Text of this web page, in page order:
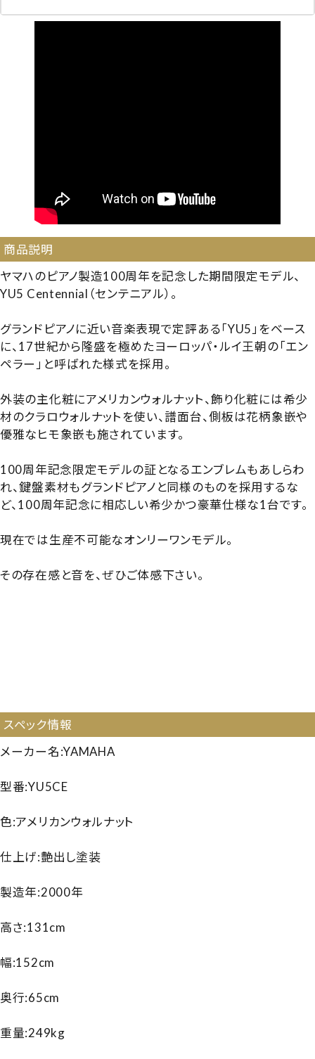
商品説明
ヤマハのピアノ製造100周年を記念した期間限定モデル、
YU5 Centennial（センテニアル）。
グランドピアノに近い音楽表現で定評ある「YU5」をベース
に、17世紀から隆盛を極めたヨーロッパ・ルイ王朝の「エン
ペラー」と呼ばれた様式を採用。
外装の主化粧にアメリカンウォルナット、飾り化粧には希少
材のクラロウォルナットを使い、譜面台、側板は花柄象嵌や
優雅なヒモ象嵌も施されています。
100周年記念限定モデルの証となるエンブレムもあしらわ
れ、鍵盤素材もグランドピアノと同様のものを採用するな
ど、100周年記念に相応しい希少かつ豪華仕様な1台です。
現在では生産不可能なオンリーワンモデル。
その存在感と音を、ぜひご体感下さい。
スペック情報
メーカー名:YAMAHA
型番:YU5CE
色:アメリカンウォルナット
仕上げ:艶出し塗装
製造年:2000年
高さ:131cm
幅:152cm
奥行:65cm
重量:249kg